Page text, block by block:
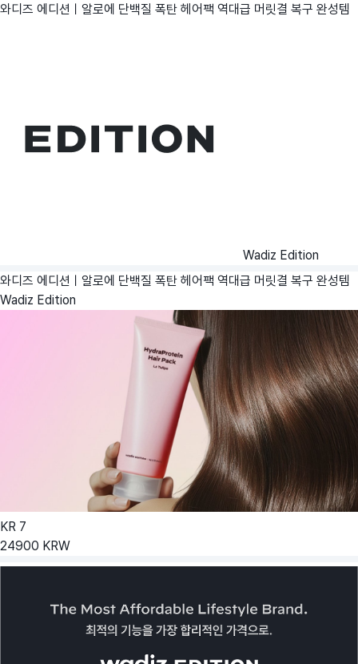
와디즈 에디션ㅣ알로에 단백질 폭탄 헤어팩 역대급 머릿결 복구 완성템
Wadiz Edition
와디즈 에디션ㅣ알로에 단백질 폭탄 헤어팩 역대급 머릿결 복구 완성템
Wadiz Edition
KR 7
24900 KRW